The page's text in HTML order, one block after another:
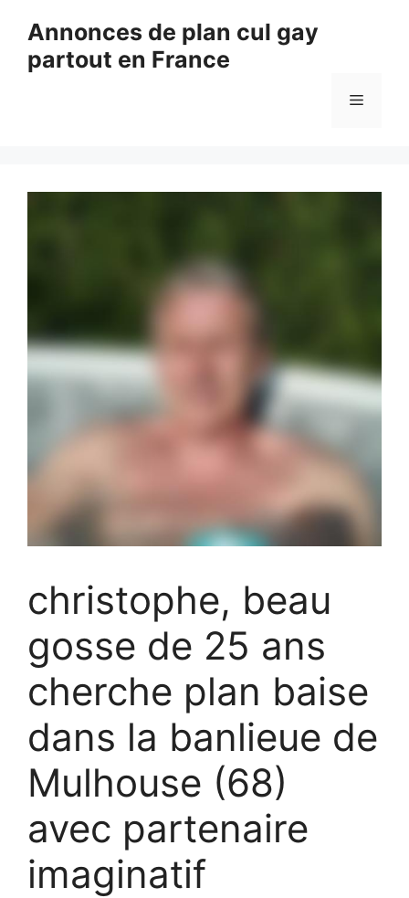
contenu
Annonces de plan cul gay
partout en France
Menu
christophe, beau
gosse de 25 ans
cherche plan baise
dans la banlieue de
Mulhouse (68)
avec partenaire
imaginatif